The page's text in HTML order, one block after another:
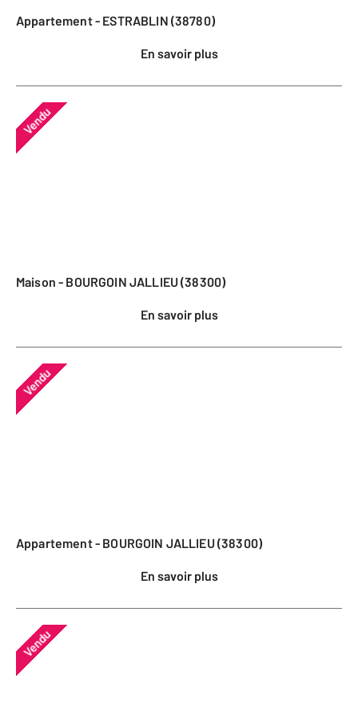
Appartement - ESTRABLIN (38780)
En savoir plus
Vendu
Maison - BOURGOIN JALLIEU (38300)
En savoir plus
Vendu
Appartement - BOURGOIN JALLIEU (38300)
En savoir plus
Vendu